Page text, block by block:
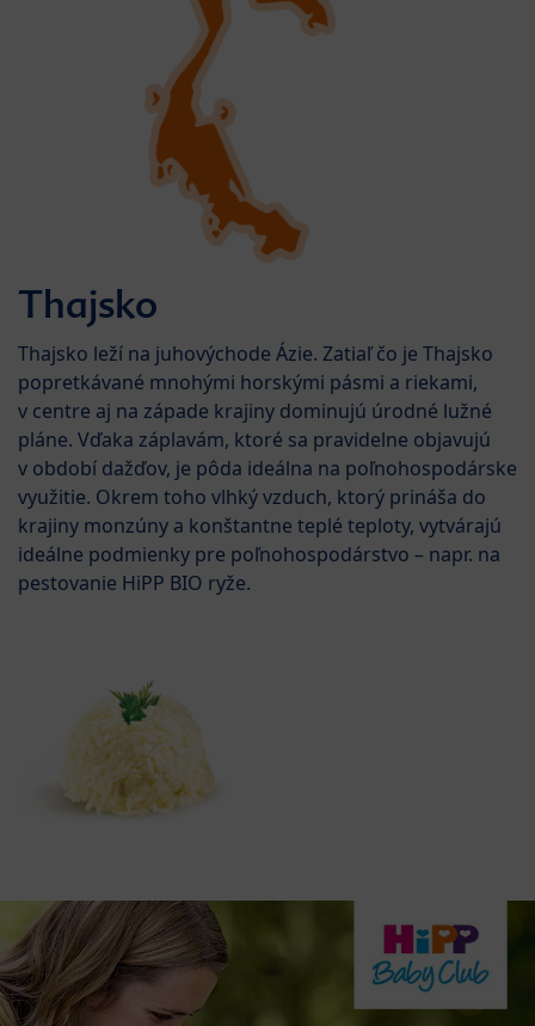
Thajsko
Thajsko leží na juhovýchode Ázie. Zatiaľ čo je Thajsko
popretkávané mnohými horskými pásmi a riekami,
v centre aj na západe krajiny dominujú úrodné lužné
pláne. Vďaka záplavám, ktoré sa pravidelne objavujú
v období dažďov, je pôda ideálna na poľnohospodárske
využitie. Okrem toho vlhký vzduch, ktorý prináša do
krajiny monzúny a konštantne teplé teploty, vytvárajú
ideálne podmienky pre poľnohospodárstvo – napr. na
pestovanie HiPP BIO ryže.